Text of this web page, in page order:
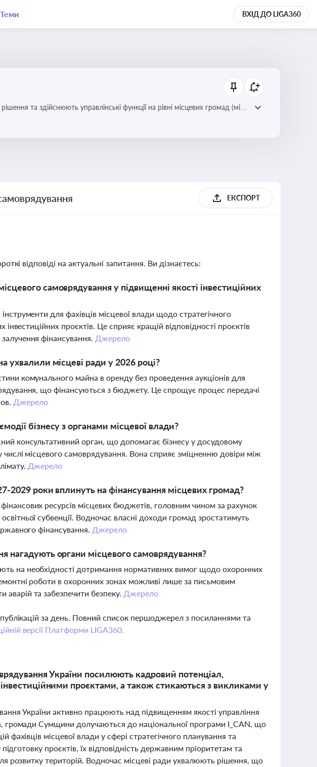
ВХІД ДО LIGA360
та здійснюють управлінські функції на рівні місцевих громад (міст,
ЕКСПОРТ
відповіді на актуальні запитання. Ви дізнаєтесь:
самоврядування у підвищенні якості інвестиційних
для фахівців місцевої влади щодо стратегічного
інвестиційних проєктів. Це сприяє кращій відповідності проєктів
фінансування. Джерело
ухвалили місцеві ради у 2026 році?
комунального майна в оренду без проведення аукціонів для
що фінансуються з бюджету. Це спрощує процес передачі
Джерело
бізнесу з органами місцевої влади?
консультативний орган, що допомагає бізнесу у досудовому
місцевого самоврядування. Вона сприяє зміцненню довіри між
Джерело
2029 роки вплинуть на фінансування місцевих громад?
ресурсів місцевих бюджетів, головним чином за рахунок
субвенції. Водночас власні доходи громад зростатимуть
фінансування. Джерело
нагадують органи місцевого самоврядування?
на необхідності дотримання нормативних вимог щодо охоронних
роботи в охоронних зонах можливі лише за письмовим
та забезпечити безпеку. Джерело
за день. Повний список першоджерел з посиланнями та
версії Платформи LIGA360.
України посилюють кадровий потенціал,
проєктами, а також стикаються з викликами у
України активно працюють над підвищенням якості управління
громади Сумщини долучаються до національної програми I_CAN, що
місцевої влади у сфері стратегічного планування та
проєктів, їх відповідність державним пріоритетам та
розвитку територій. Водночас місцеві ради ухвалюють рішення, що